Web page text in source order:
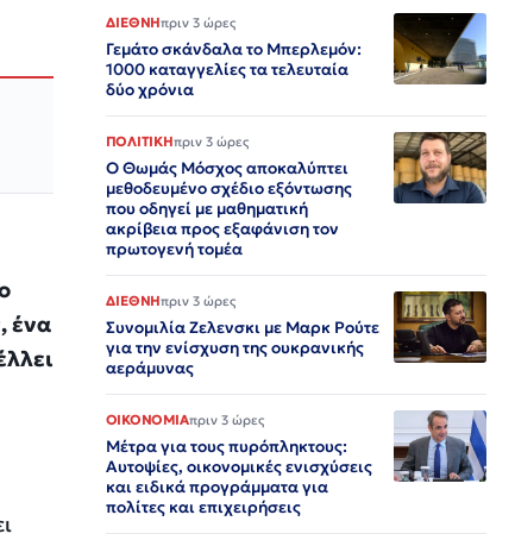
ένα
ΔΙΕΘΝΗπριν 3 ώρες
Γεμάτο σκάνδαλα το Μπερλεμόν:
1000 καταγγελίες τα τελευταία
δύο χρόνια
ΠΟΛΙΤΙΚΗπριν 3 ώρες
Ο Θωμάς Μόσχος αποκαλύπτει
μεθοδευμένο σχέδιο εξόντωσης
που οδηγεί με μαθηματική
ακρίβεια προς εξαφάνιση τον
πρωτογενή τομέα
ΔΙΕΘΝΗπριν 3 ώρες
Συνομιλία Ζελενσκι με Μαρκ Ρούτε
για την ενίσχυση της ουκρανικής
αεράμυνας
ΟΙΚΟΝΟΜΙΑπριν 3 ώρες
Μέτρα για τους πυρόπληκτους:
Αυτοψίες, οικονομικές ενισχύσεις
και ειδικά προγράμματα για
πολίτες και επιχειρήσεις